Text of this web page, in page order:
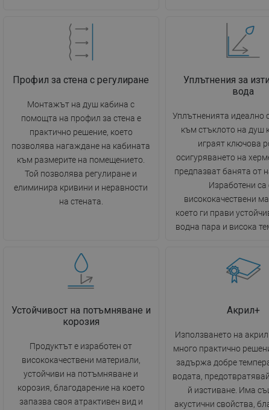
Профил за стена с регулиране
Монтажът на душ кабина с
помощта на профил за стена е
практично решение, което
позволява нагаждане на кабината
към размерите на помещението.
Той позволява регулиране и
елиминира кривини и неравности
на стената.
Уплътнения за
вода
Уплътненията идеално
към стъклото на душ
играят ключова
осигуряването на
предпазват банята от
Изработени са
висококачествени
което ги прави
водна пара и висока
Устойчивост на потъмняване и
корозия
Продуктът е изработен от
висококачествени материали,
устойчиви на потъмняване и
корозия, благодарение на което
запазва своя атрактивен вид и
Акрил+
Използването на
много практично
задържа добре
водата,
й изстиване. Има
акустични свойства,